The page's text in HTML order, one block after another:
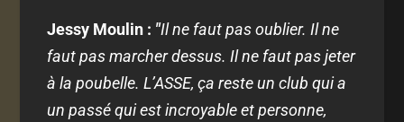
Jessy Moulin : "Il ne faut pas oublier. Il ne
faut pas marcher dessus. Il ne faut pas jeter
à la poubelle. L’ASSE, ça reste un club qui a
un passé qui est incroyable et personne,